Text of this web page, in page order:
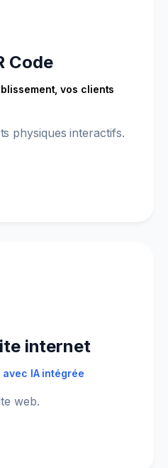
Code
vos clients
physiques interactifs.
internet
IA intégrée
web.